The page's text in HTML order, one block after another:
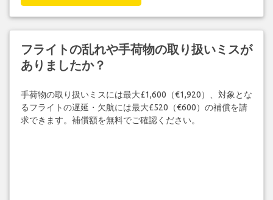
フライトの乱れや手荷物の取り扱いミスが
ありましたか？
手荷物の取り扱いミスには最大£1,600（€1,920）、対象とな
るフライトの遅延・欠航には最大£520（€600）の補償を請
求できます。補償額を無料でご確認ください。